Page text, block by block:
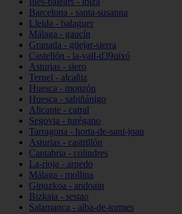
Barcelona - santa-susanna
Lleida - balaguer
Málaga - gaucín
Granada - güejar-sierra
Castellón - la-vall-d39uixó
Asturias - siero
Teruel - alcañiz
Huesca - monzón
Huesca - sabiñánigo
Alicante - catral
Segovia - turégano
Tarragona - horta-de-sant-joan
Asturias - castrillón
Cantabria - colindres
La-rioja - arnedo
Málaga - mollina
Gipuzkoa - andoain
Bizkaia - sestao
Salamanca - alba-de-tormes